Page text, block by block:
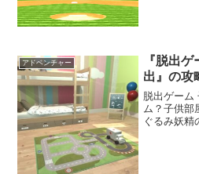
アドベンチャー
『脱出
出』の攻
脱出ゲーム
ム？子供部
ぐるみ妖精